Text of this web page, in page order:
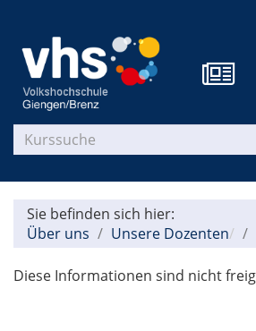
Sie befinden sich hier:
Über uns
Unsere Dozenten
Diese Informationen sind nicht